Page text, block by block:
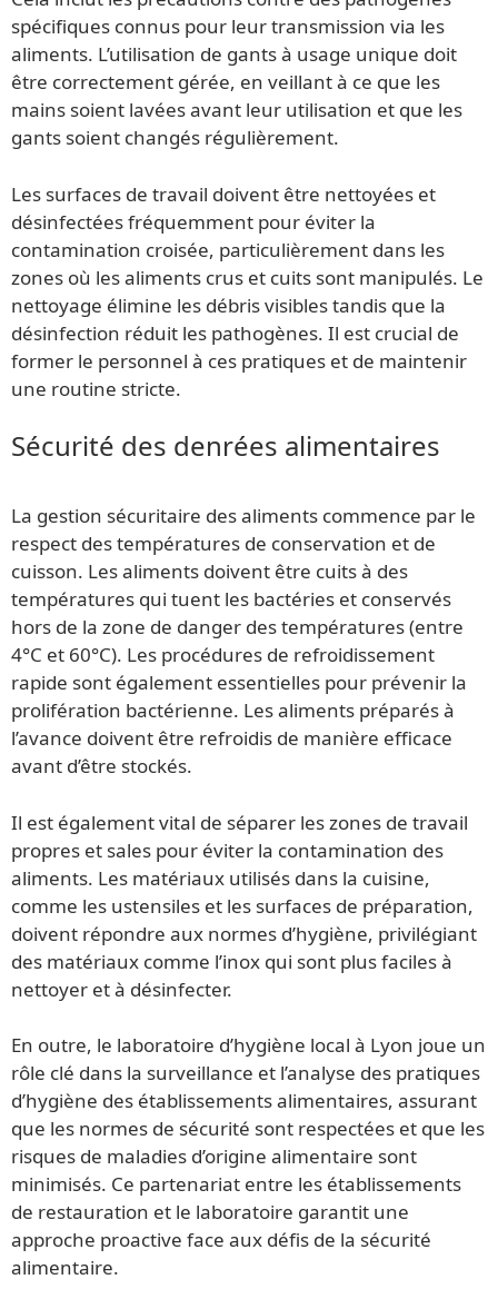
spécifiques connus pour leur transmission via les
aliments. L’utilisation de gants à usage unique doit
être correctement gérée, en veillant à ce que les
mains soient lavées avant leur utilisation et que les
gants soient changés régulièrement.
Les surfaces de travail doivent être nettoyées et
désinfectées fréquemment pour éviter la
contamination croisée, particulièrement dans les
zones où les aliments crus et cuits sont manipulés. Le
nettoyage élimine les débris visibles tandis que la
désinfection réduit les pathogènes. Il est crucial de
former le personnel à ces pratiques et de maintenir
une routine stricte.
Sécurité des denrées alimentaires
La gestion sécuritaire des aliments commence par le
respect des températures de conservation et de
cuisson. Les aliments doivent être cuits à des
températures qui tuent les bactéries et conservés
hors de la zone de danger des températures (entre
4°C et 60°C). Les procédures de refroidissement
rapide sont également essentielles pour prévenir la
prolifération bactérienne. Les aliments préparés à
l’avance doivent être refroidis de manière efficace
avant d’être stockés.
Il est également vital de séparer les zones de travail
propres et sales pour éviter la contamination des
aliments. Les matériaux utilisés dans la cuisine,
comme les ustensiles et les surfaces de préparation,
doivent répondre aux normes d’hygiène, privilégiant
des matériaux comme l’inox qui sont plus faciles à
nettoyer et à désinfecter.
En outre, le laboratoire d’hygiène local à Lyon joue un
rôle clé dans la surveillance et l’analyse des pratiques
d’hygiène des établissements alimentaires, assurant
que les normes de sécurité sont respectées et que les
risques de maladies d’origine alimentaire sont
minimisés. Ce partenariat entre les établissements
de restauration et le laboratoire garantit une
approche proactive face aux défis de la sécurité
alimentaire.